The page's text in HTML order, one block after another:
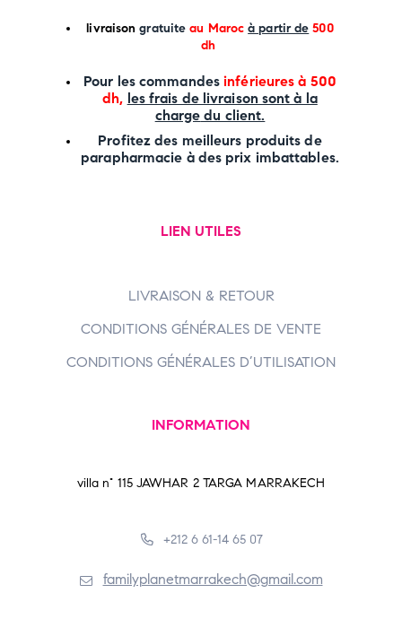
livraison gratuite au Maroc à partir de 500
dh
Pour les commandesinférieures à 500
dh, les frais de livraison sont à la
charge du client.
Profitez des meilleurs produits de
parapharmacie à des prix imbattables.
LIEN UTILES
LIVRAISON & RETOUR
CONDITIONS GÉNÉRALES DE VENTE
CONDITIONS GÉNÉRALES D’UTILISATION
INFORMATION
villa n° 115 JAWHAR 2 TARGA MARRAKECH
+212 6 61-14 65 07
familyplanetmarrakech@gmail.com